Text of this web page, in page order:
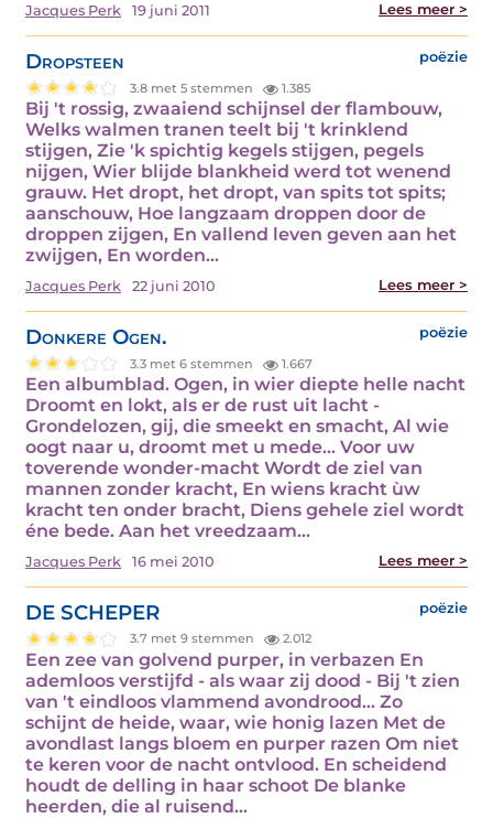
Jacques Perk 19 juni 2011 Lees meer >
Dropsteen poëzie
3.8 met 5 stemmen 1.385
Bij 't rossig, zwaaiend schijnsel der flambouw,
Welks walmen tranen teelt bij 't krinklend
stijgen, Zie 'k spichtig kegels stijgen, pegels
nijgen, Wier blijde blankheid werd tot wenend
grauw. Het dropt, het dropt, van spits tot spits;
aanschouw, Hoe langzaam droppen door de
droppen zijgen, En vallend leven geven aan het
zwijgen, En worden…
Jacques Perk 22 juni 2010 Lees meer >
Donkere Ogen. poëzie
3.3 met 6 stemmen 1.667
Een albumblad. Ogen, in wier diepte helle nacht
Droomt en lokt, als er de rust uit lacht -
Grondelozen, gij, die smeekt en smacht, Al wie
oogt naar u, droomt met u mede... Voor uw
toverende wonder-macht Wordt de ziel van
mannen zonder kracht, En wiens kracht ùw
kracht ten onder bracht, Diens gehele ziel wordt
éne bede. Aan het vreedzaam…
Jacques Perk 16 mei 2010 Lees meer >
DE SCHEPER poëzie
3.7 met 9 stemmen 2.012
Een zee van golvend purper, in verbazen En
ademloos verstijfd - als waar zij dood - Bij 't zien
van 't eindloos vlammend avondrood... Zo
schijnt de heide, waar, wie honig lazen Met de
avondlast langs bloem en purper razen Om niet
te keren voor de nacht ontvlood. En scheidend
houdt de delling in haar schoot De blanke
heerden, die al ruisend…